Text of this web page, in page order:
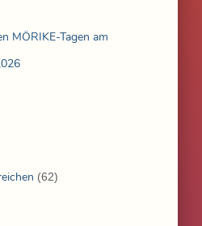
MÖRIKE-Tagen am
(62)